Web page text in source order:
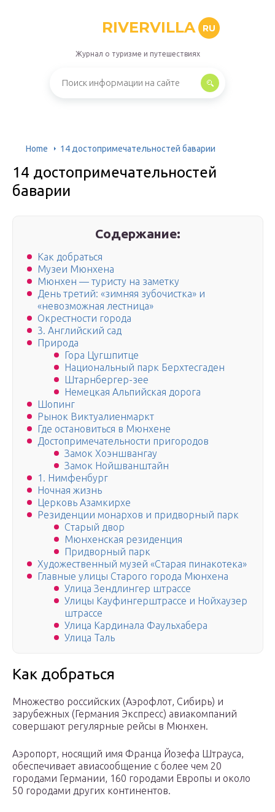
RIVERVILLA RU
Журнал о туризме и путешествиях
Home 14 достопримечательностей баварии
14 достопримечательностей
баварии
Содержание:
Как добраться
Музеи Мюнхена
Мюнхен — туристу на заметку
День третий: «зимняя зубочистка» и
«невозможная лестница»
Окрестности города
3. Английский сад
Природа
Гора Цугшпитце
Национальный парк Берхтесгаден
Штарнбергер-зее
Немецкая Альпийская дорога
Шопинг
Рынок Виктуалиенмаркт
Где остановиться в Мюнхене
Достопримечательности пригородов
Замок Хоэншвангау
Замок Нойшванштайн
1. Нимфенбург
Ночная жизнь
Церковь Азамкирхе
Резиденции монархов и придворный парк
Старый двор
Мюнхенская резиденция
Придворный парк
Художественный музей «Старая пинакотека»
Главные улицы Старого города Мюнхена
Улица Зендлингер штрассе
Улицы Кауфингерштрассе и Нойхаузер
штрассе
Улица Кардинала Фаульхабера
Улица Таль
Как добраться
Множество российских (Аэрофлот, Сибирь) и
зарубежных (Германия Экспресс) авиакомпаний
совершают регулярные рейсы в Мюнхен.
Аэропорт, носящий имя Франца Йозефа Штрауса,
обеспечивает авиасообщение с более чем 20
городами Германии, 160 городами Европы и около
50 городами других континентов.